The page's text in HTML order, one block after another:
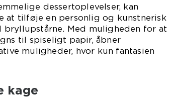
dessertoplevelser, kan
at tilføje en personlig og kunstnerisk
Med muligheden for at
til spiseligt papir, åbner
muligheder, hvor kun fantasien
kage